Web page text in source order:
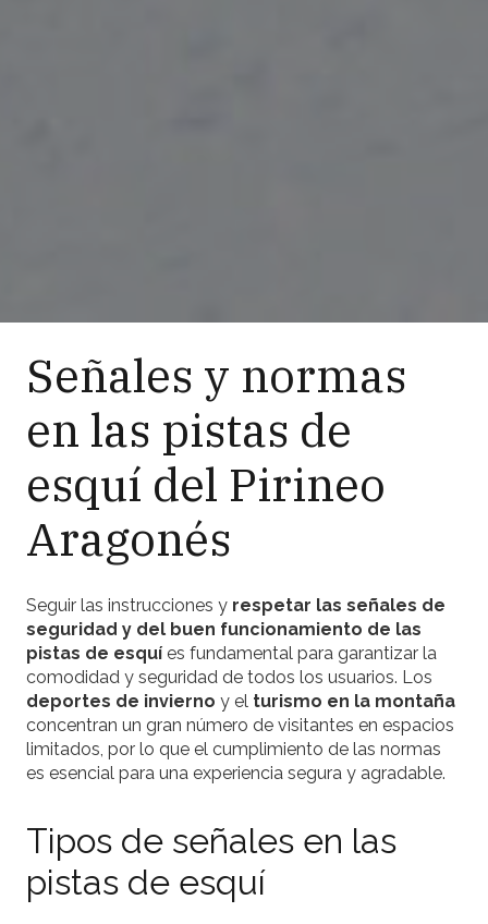
Señales y normas
en las pistas de
esquí del Pirineo
Aragonés
Seguir las instrucciones y respetar las señales de
seguridad y del buen funcionamiento de las
pistas de esquí es fundamental para garantizar la
comodidad y seguridad de todos los usuarios. Los
deportes de invierno y el turismo en la montaña
concentran un gran número de visitantes en espacios
limitados, por lo que el cumplimiento de las normas
es esencial para una experiencia segura y agradable.
Tipos de señales en las
pistas de esquí